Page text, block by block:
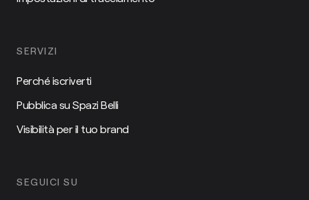
SERVIZI
Perché iscriverti
Pubblica su Spazi Belli
Visibilità per il tuo brand
SEGUICI SU